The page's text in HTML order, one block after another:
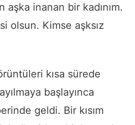
aşka inanan bir kadınım.
olsun. Kimse aşksız
kısa sürede
başlayınca
geldi. Bir kısım